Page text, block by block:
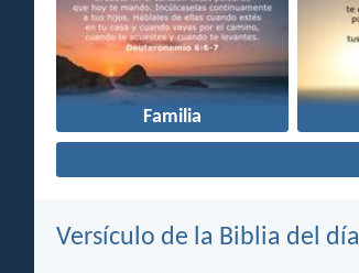
Familia
Versículo de la Biblia del día